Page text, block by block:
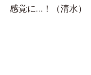
感覚に…！（清水）